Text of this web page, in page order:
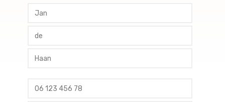
profile voornaam
profile tussenvoegsel
profile achternaam
profile telefoon